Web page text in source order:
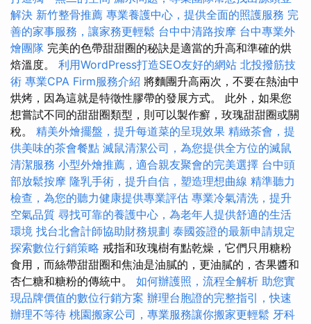
解決 新竹整骨推薦 專業養護中心，提供全面的照護服務 完
善的家事服務，讓家務更輕鬆 台中中清路按摩 台中專業外
燴團隊 完美的色帶甜甜圈的秘訣是適當的升高和準確的烘
焙溫度。 利用WordPress打造SEO友好的網站 北投撥筋技
術 專業CPA Firm服務介紹 將麵團升高兩次，不要在熱油中
烘烤，因為這就是特徵性膠帶的發展方式。 此外，如果您
想嘗試不同的甜甜圈類型，則可以製作癬，玫瑰甜甜圈或關
稅。 精美外燴擺盤，提升每道菜的呈現效果 精緻茶會，提
供美味的茶會餐點 滅鼠清潔公司，為您提供全方位的滅鼠
清潔服務 小型外燴推薦，適合親友聚會的完美選擇 台中頭
部放鬆按摩 隆乳手術，提升自信，塑造理想曲線 精準聽力
檢查，為您的聽力健康提供專業評估 專業冷氣清洗，提升
空氣品質 尋找可靠的養護中心，為老年人提供舒適的生活
環境 找台北會計師協助財務規劃 泰國簽證的最新申請規定
探索數位行銷策略 戒指和玫瑰樹有點乾燥，它們只用糖粉
食用，而絲帶甜甜圈和焦油是油膩的，更油膩的，杏果醬和
杏仁糖和糖粉的傳統中。 如何辦護照，流程全解析 助您實
現品牌價值的數位行銷方案 辦理台胞證的完整指引，快速
辦理不等待 桃園搬家公司，專業服務讓你搬家更輕鬆 牙科